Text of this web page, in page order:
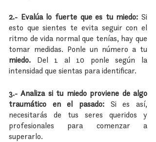
2.- Evalúa lo fuerte que es tu miedo: Si
esto que sientes te evita seguir con el
ritmo de vida normal que tenías, hay que
miedo. Del 1 al 10 ponle según la
intensidad que sientas para identificar.
3.- Analiza si tu miedo proviene de algo
traumático en el pasado: Si es así,
necesitarás de tus seres queridos y
profesionales para comenzar a
superarlo.